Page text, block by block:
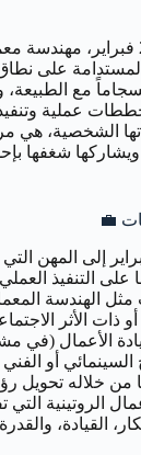
“أميرة”، المولودة في 22
على
مع الطبيعة،
الشخصية، هي
شغفها
💼
تنجذب امرأة 22 فبراير
على التنفيذ
مثل الهندسة
ذات الأثر
ريادة الأعمال
السينمائي أو
خلاله تحويل
الروتينية التي
القيادة،